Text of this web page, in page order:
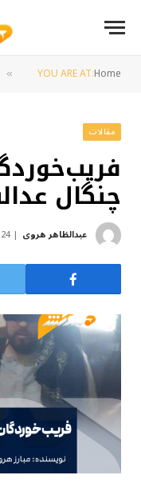
YOU ARE AT:Home
»
مقالات
چنگال
عبدالظاهر هروی 24 جولای 2024